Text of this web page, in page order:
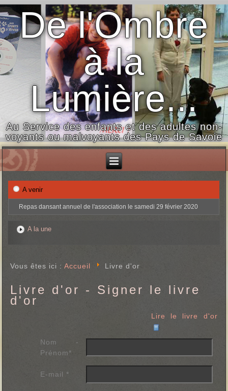
De l'Ombre
à la
Lumière...
Au Service des enfants et des adultes non-
voyants ou malvoyants des Pays de Savoie
A venir
Repas dansant annuel de l'association le samedi 29 février 2020
A la une
Vous êtes ici :Accueil Livre d'or
Livre d'or - Signer le livre
d'or
Lire le livre d'or
Nom -
Prénom*
E-mail *